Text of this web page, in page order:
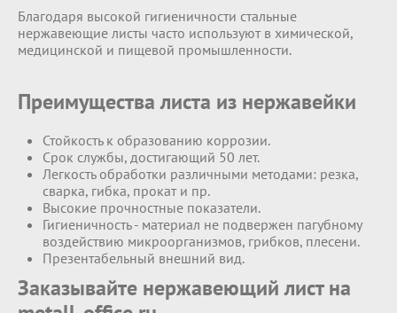
Благодаря высокой гигиеничности стальные
нержавеющие листы часто используют в химической,
медицинской и пищевой промышленности.
Преимущества листа из нержавейки
Стойкость к образованию коррозии.
Срок службы, достигающий 50 лет.
Легкость обработки различными методами: резка,
сварка, гибка, прокат и пр.
Высокие прочностные показатели.
Гигиеничность - материал не подвержен пагубному
воздействию микроорганизмов, грибков, плесени.
Презентабельный внешний вид.
Заказывайте нержавеющий лист на